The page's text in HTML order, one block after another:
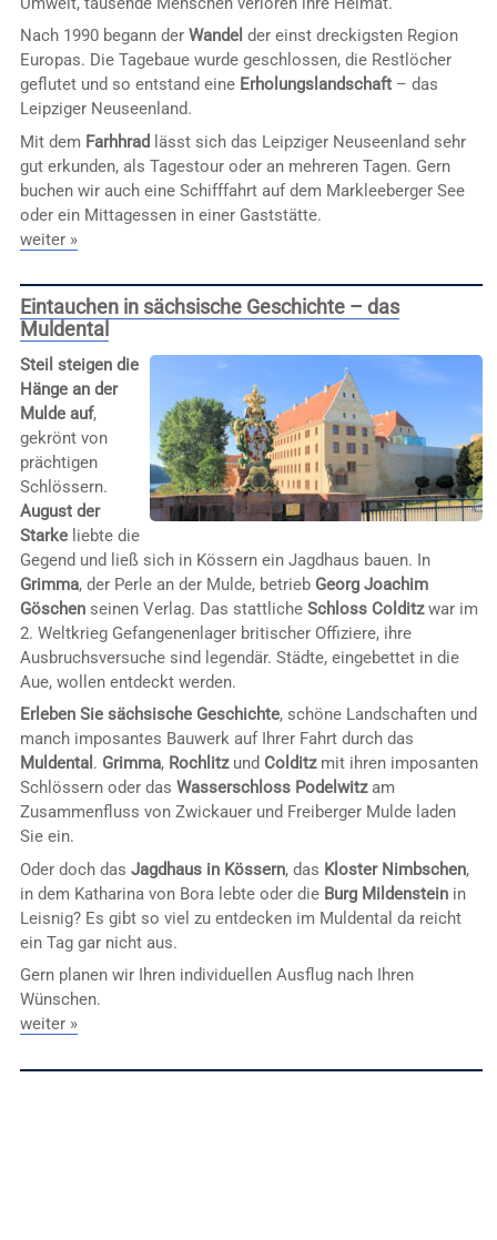
Nach 1990 begann der Wandel der einst dreckigsten Region
Europas. Die Tagebaue wurde geschlossen, die Restlöcher
geflutet und so entstand eine Erholungslandschaft– das
Leipziger Neuseenland.
Mit dem Farhhrad
lässt sich das Leipziger Neuseenland sehr
gut erkunden, als Tagestour oder an mehreren Tagen. Gern
buchen wir auch eine Schifffahrt auf dem Markleeberger See
oder ein Mittagessen in einer Gaststätte.
weiter »
Eintauchen in sächsische Geschichte – das
Muldental
Steil steigen die
Hänge an der
Mulde auf,
gekrönt von
prächtigen
Schlössern.
August der
Starkeliebte die
Gegend und ließ sich in Kössern ein Jagdhaus bauen. In
Grimma, der Perle an der Mulde, betrieb Georg Joachim
Göschenseinen Verlag. Das stattliche Schloss Colditzwar im
2. Weltkrieg Gefangenenlager britischer Offiziere, ihre
Ausbruchsversuche sind legendär. Städte, eingebettet in die
Aue, wollen entdeckt werden.
Erleben Sie sächsische Geschichte, schöne Landschaften und
manch imposantes Bauwerk auf Ihrer Fahrt durch das
Muldental . Grimma, Rochlitzund Colditzmit ihren imposanten
Schlössern oder das Wasserschloss Podelwitzam
Zusammenfluss von Zwickauer und Freiberger Mulde laden
Sie ein.
Oder doch das Jagdhaus in Kössern, das Kloster Nimbschen,
in dem Katharina von Bora lebte oder die Burg Mildensteinin
Leisnig? Es gibt so viel zu entdecken im Muldental da reicht
ein Tag gar nicht aus.
Gern planen wir Ihren individuellen Ausflug nach Ihren
Wünschen.
weiter »